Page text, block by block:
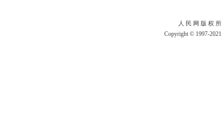
人 民 网 版 权
Copyright © 1997-2021